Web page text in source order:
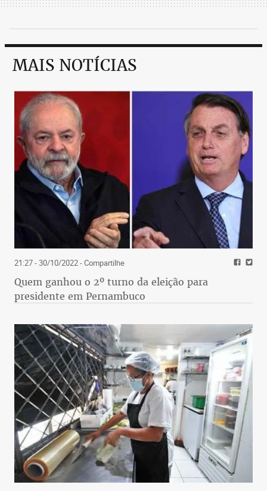
MAIS NOTÍCIAS
21:27 - 30/10/2022- Compartilhe
Quem ganhou o 2º turno da eleição para
presidente em Pernambuco